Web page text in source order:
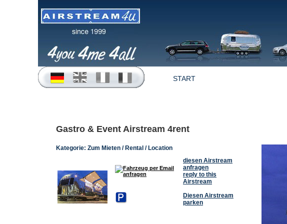
START
Gastro & Event Airstream 4rent
Kategorie: Zum Mieten / Rental / Location
diesen Airstream
anfragen
reply to this
Airstream
Diesen Airstream
parken